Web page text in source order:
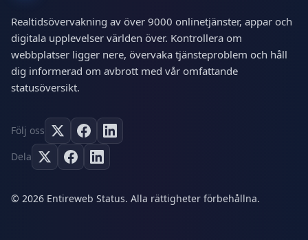
Realtidsövervakning av över 9000 onlinetjänster, appar och
digitala upplevelser världen över. Kontrollera om
webbplatser ligger nere, övervaka tjänsteproblem och håll
dig informerad om avbrott med vår omfattande
statusöversikt.
Följ oss
Dela
© 2026 Entireweb Status. Alla rättigheter förbehållna.